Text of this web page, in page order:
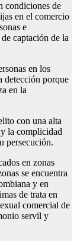
condiciones de
en el comercio
e
captación de la
en los
detección porque
en la
con una alta
la complicidad
persecución.
en zonas
se encuentra
y en
de trata en
comercial de
servil y